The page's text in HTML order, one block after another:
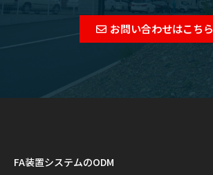
お問い合わせはこちら
FA装置システムのODM